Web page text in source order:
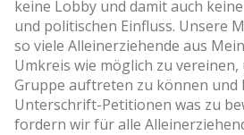
keine Lobby und damit auch
und politischen Einfluss. Unsere
so viele Alleinerziehende aus
Umkreis wie möglich zu vereinen,
Gruppe auftreten zu können und
Unterschrift-Petitionen was zu
fordern wir für alle